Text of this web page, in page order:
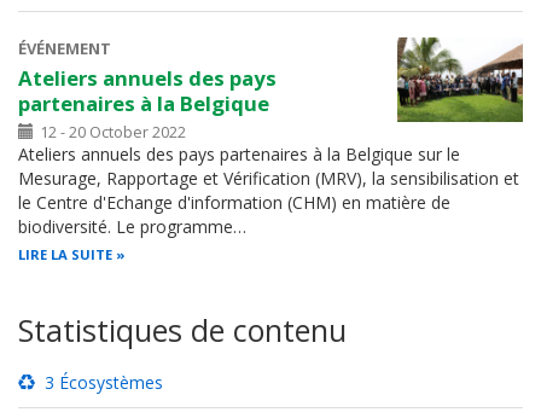
ÉVÉNEMENT
Ateliers annuels des pays
partenaires à la Belgique
12 - 20 October 2022
Ateliers annuels des pays partenaires à la Belgique sur le
Mesurage, Rapportage et Vérification (MRV), la sensibilisation et
le Centre d'Echange d'information (CHM) en matière de
biodiversité. Le programme…
LIRE LA SUITE
Statistiques de contenu
3 Écosystèmes